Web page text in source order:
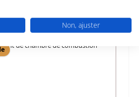
Non, ajuster